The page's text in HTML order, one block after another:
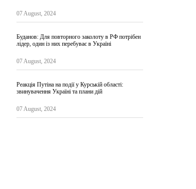
07 August, 2024
Буданов: Для повторного заколоту в РФ потрібен
лідер, один із них перебуває в Україні
07 August, 2024
Реакція Путіна на події у Курській області:
звинувачення Україні та плани дій
07 August, 2024